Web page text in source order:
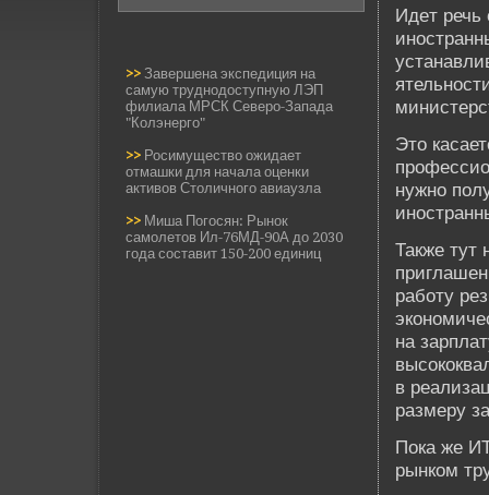
>> Завершена экспедиция на
самую труднодоступную ЛЭП
филиала МРСК Северо-Запада
"Колэнерго"
>> Росимущество ожидает
отмашки для начала оценки
активов Столичного авиаузла
>> Миша Погосян: Рынок
самолетов Ил-76МД-90А до 2030
года составит 150-200 единиц
Иде­т речь
Это
нужно
Также тут
работу
на
в
размеру
Пока же
рынком